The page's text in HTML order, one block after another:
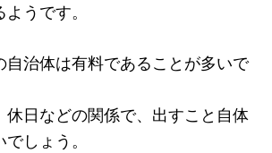
うです。
自治体は有料であることが多いで
休日などの関係で、出すこと自体
しょう。